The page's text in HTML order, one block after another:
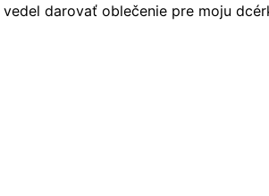
darovať oblečenie pre moju